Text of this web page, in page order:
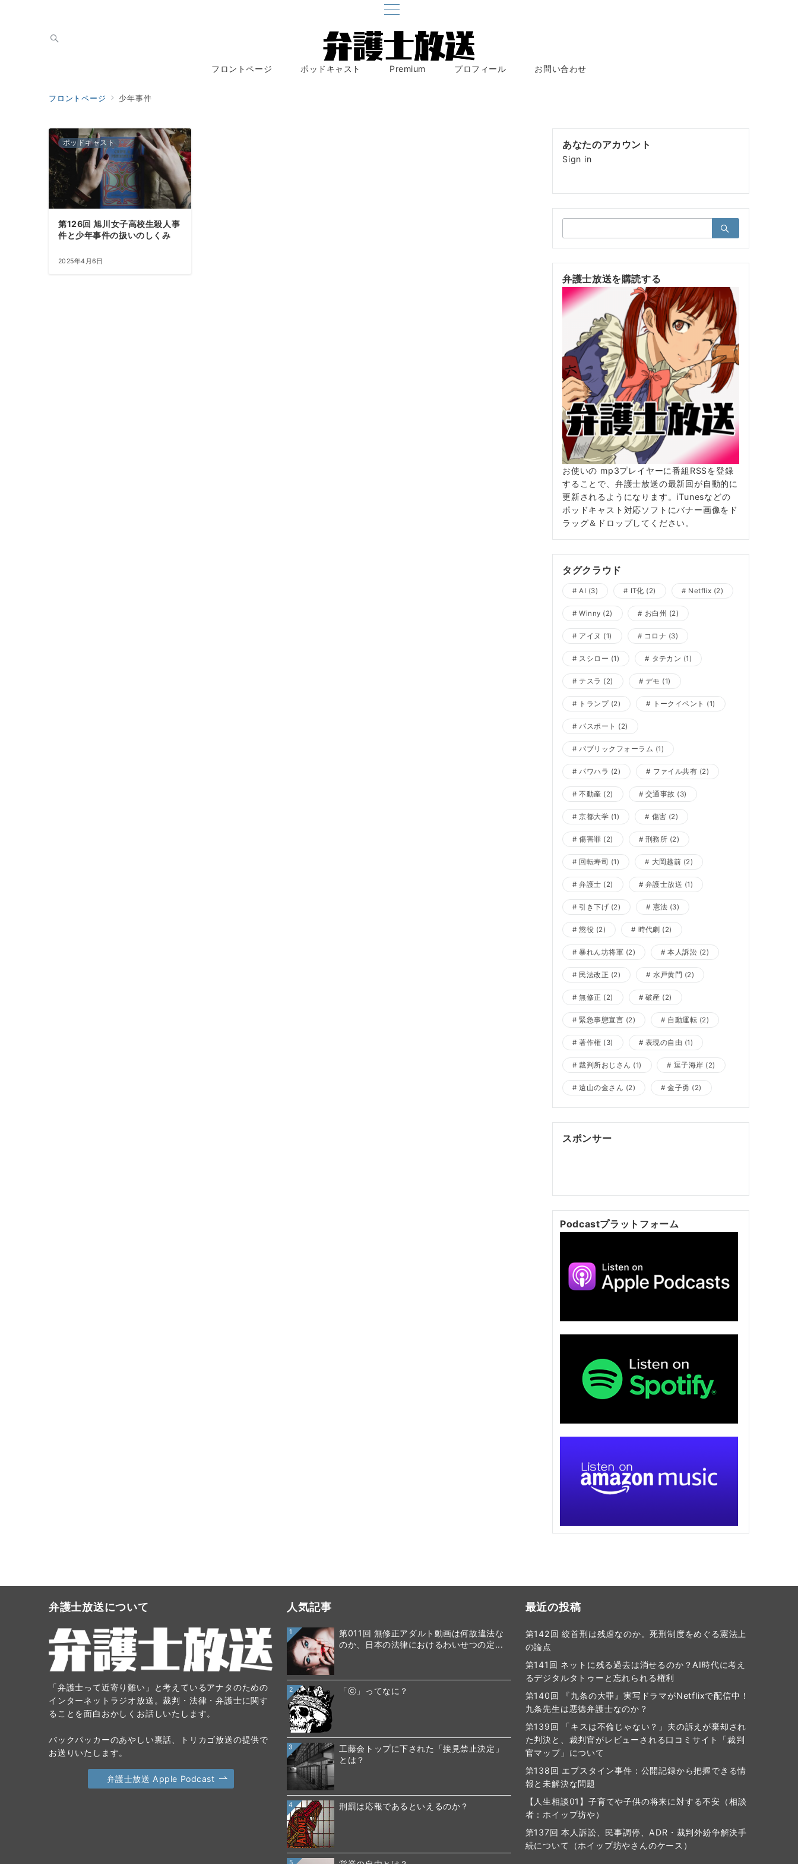
フロントページ ポッドキャスト Premium プロフィール お問い合わせ
フロントページ 少年事件
ポッドキャスト
第126回 旭川女子高校生殺人事
件と少年事件の扱いのしくみ
2025年4月6日
あなたのアカウント
Sign in
索：
弁護士放送を購読する
お使いの mp3プレイヤーに番組RSSを登録
することで、弁護士放送の最新回が自動的に
更新されるようになります。iTunesなどの
ポッドキャスト対応ソフトにバナー画像をド
ラッグ＆ドロップしてください。
タグクラウド
AI (3) IT化 (2) Netflix (2)
Winny (2) お白州 (2)
アイヌ (1) コロナ (3)
スシロー (1) タテカン (1)
テスラ (2) デモ (1)
トランプ(2) トークイベント (1)
パスポート (2)
パブリックフォーラム (1)
パワハラ (2) ファイル共有 (2)
不動産 (2) 交通事故 (3)
京都大学 (1) 傷害 (2)
傷害罪 (2) 刑務所 (2)
回転寿司 (1) 大岡越前 (2)
弁護士 (2) 弁護士放送 (1)
引き下げ (2) 憲法 (3)
懲役 (2) 時代劇 (2)
暴れん坊将軍 (2) 本人訴訟 (2)
民法改正 (2) 水戸黄門 (2)
無修正 (2) 破産 (2)
緊急事態宣言 (2) 自動運転 (2)
著作権 (3) 表現の自由 (1)
裁判所おじさん (1) 逗子海岸 (2)
遠山の金さん (2) 金子勇 (2)
スポンサー
Podcastプラットフォーム
弁護士放送について
「弁護士って近寄り難い」と考えているアナタのための
インターネットラジオ放送。裁判・法律・弁護士に関す
ることを面白おかしくお話しいたします。
バックパッカーのあやしい裏話、トリカゴ放送の提供で
お送りいたします。
弁護士放送 Apple Podcast
人気記事
1
第011回 無修正アダルト動画は何故違法な
のか、日本の法律におけるわいせつの定...
2 「ⓒ」ってなに？
3
工藤会トップに下された「接見禁止決定」
とは？
4 刑罰は応報であるといえるのか？
最近の投稿
第142回 絞首刑は残虐なのか。死刑制度をめぐる憲法上
の論点
第141回 ネットに残る過去は消せるのか？AI時代に考え
るデジタルタトゥーと忘れられる権利
第140回 『九条の大罪』実写ドラマがNetflixで配信中！
九条先生は悪徳弁護士なのか？
第139回 「キスは不倫じゃない？」夫の訴えが棄却され
た判決と、裁判官がレビューされる口コミサイト「裁判
官マップ」について
第138回 エプスタイン事件：公開記録から把握できる情
報と未解決な問題
【人生相談01】子育てや子供の将来に対する不安（相談
者：ホイップ坊や）
第137回 本人訴訟、民事調停、ADR・裁判外紛争解決手
続について（ホイップ坊やさんのケース）